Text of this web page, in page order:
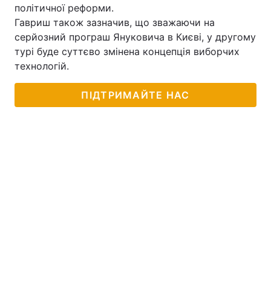
політичної реформи.
Гавриш також зазначив, що зважаючи на
серйозний програш Януковича в Києві, у другому
турі буде суттєво змінена концепція виборчих
технологій.
ПІДТРИМАЙТЕ НАС